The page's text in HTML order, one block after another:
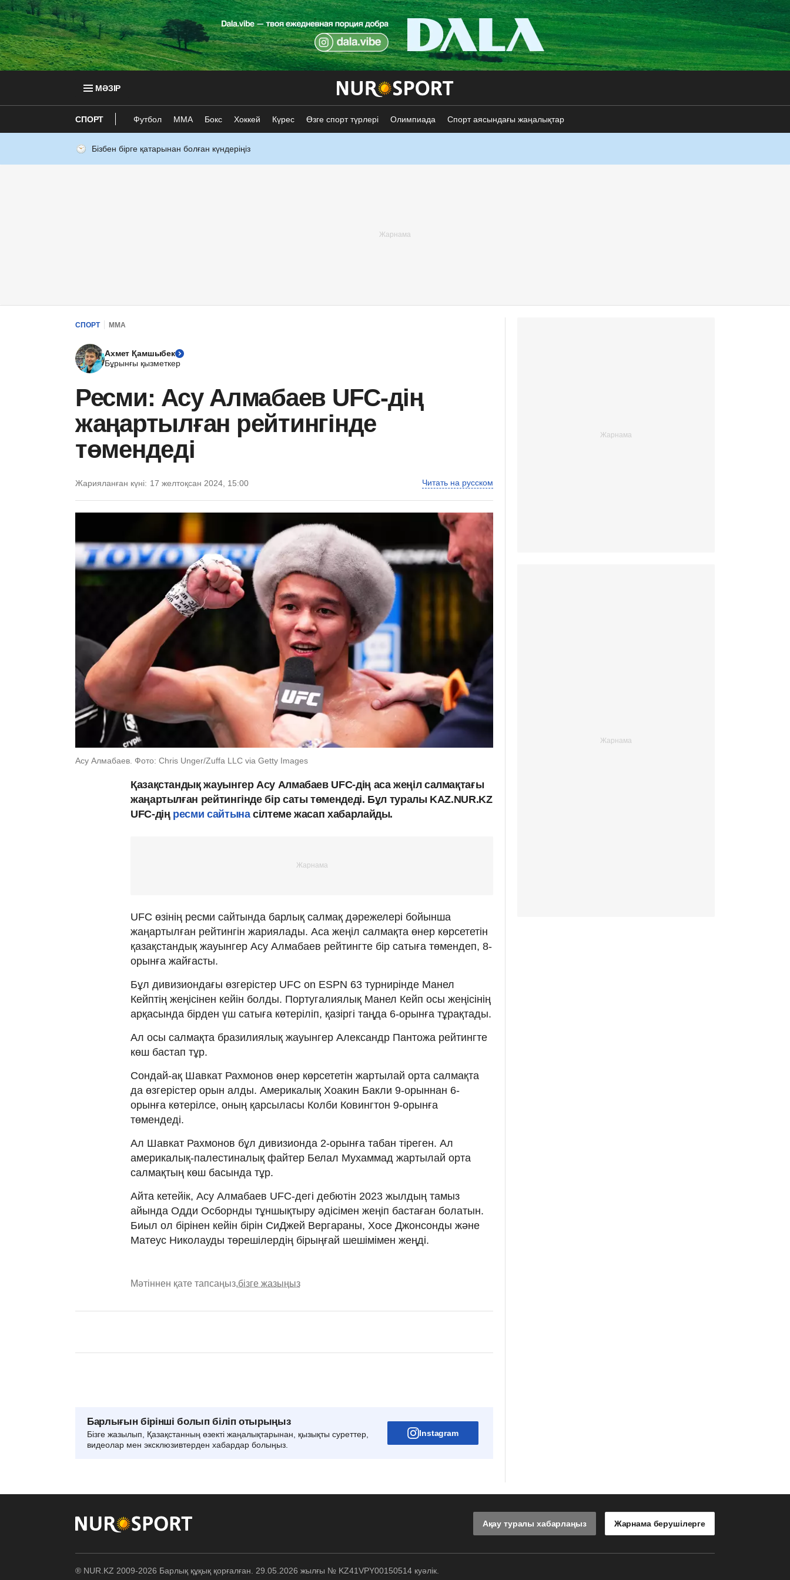
МӘЗІР
СПОРТ Футбол ММА Бокс Хоккей Күрес Өзге спорт түрлері Олимпиада Спорт аясындағы жаңалықтар
Бізбен бірге қатарынан болған күндеріңіз
СПОРТ ММА
Ахмет Қамшыбек
Бұрынғы қызметкер
Ресми: Асу Алмабаев UFC-дің
жаңартылған рейтингінде
төмендеді
Жарияланған күні: 17 желтоқсан 2024, 15:00 Читать на русском
Асу Алмабаев. Фото: Chris Unger/Zuffa LLC via Getty Images
Қазақстандық жауынгер Асу Алмабаев UFC-дің аса жеңіл салмақтағы
жаңартылған рейтингінде бір саты төмендеді. Бұл туралы KAZ.NUR.KZ
UFC-дің ресми сайтынасілтеме жасап хабарлайды.
UFC өзінің ресми сайтында барлық салмақ дәрежелері бойынша
жаңартылған рейтингін жариялады. Аса жеңіл салмақта өнер көрсететін
қазақстандық жауынгер Асу Алмабаев рейтингте бір сатыға төмендеп, 8-
орынға жайғасты.
Бұл дивизиондағы өзгерістер UFC on ESPN 63 турнирінде Манел
Кейптің жеңісінен кейін болды. Португалиялық Манел Кейп осы жеңісінің
арқасында бірден үш сатыға көтеріліп, қазіргі таңда 6-орынға тұрақтады.
Ал осы салмақта бразилиялық жауынгер Александр Пантожа рейтингте
көш бастап тұр.
Сондай-ақ Шавкат Рахмонов өнер көрсететін жартылай орта салмақта
да өзгерістер орын алды. Америкалық Хоакин Бакли 9-орыннан 6-
орынға көтерілсе, оның қарсыласы Колби Ковингтон 9-орынға
төмендеді.
Ал Шавкат Рахмонов бұл дивизионда 2-орынға табан тіреген. Ал
америкалық-палестиналық файтер Белал Мухаммад жартылай орта
салмақтың көш басында тұр.
Айта кетейік, Асу Алмабаев UFC-дегі дебютін 2023 жылдың тамыз
айында Одди Осборнды тұншықтыру әдісімен жеңіп бастаған болатын.
Биыл ол бірінен кейін бірін СиДжей Вергараны, Хосе Джонсонды және
Матеус Николауды төрешілердің бірыңғай шешімімен жеңді.
Мәтіннен қате тапсаңыз,бізге жазыңыз
Барлығын бірінші болып біліп отырыңыз
Бізге жазылып, Қазақстанның өзекті жаңалықтарынан, қызықты суреттер,
видеолар мен эксклюзивтерден хабардар болыңыз.
Instagram
Ақау туралы хабарлаңыз Жарнама берушілерге
® NUR.KZ 2009-2026 Барлық құқық қорғалған. 29.05.2026 жылғы № KZ41VPY00150514 куәлік.